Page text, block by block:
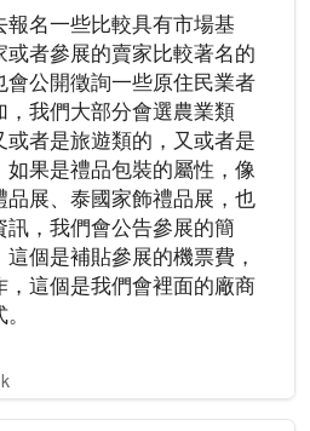
名一些比較具有市場基
者參展的賣家比較著名的
公開徵詢一些原住民業者
我們大部分會選農業類
者是旅遊類的，又或者是
果是禮品包裝的屬性，像
展、泰國家飾禮品展，也
，我們會公告參展的簡
個是補貼參展的機票費，
這個是我們會裡面的廠商